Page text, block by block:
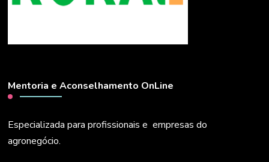
Mentoria e Aconselhamento OnLine
Especializada para profissionais e empresas do
agronegócio.